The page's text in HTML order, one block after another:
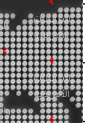
الدراسات
الأفريقية
الدراسات
الأمريكية